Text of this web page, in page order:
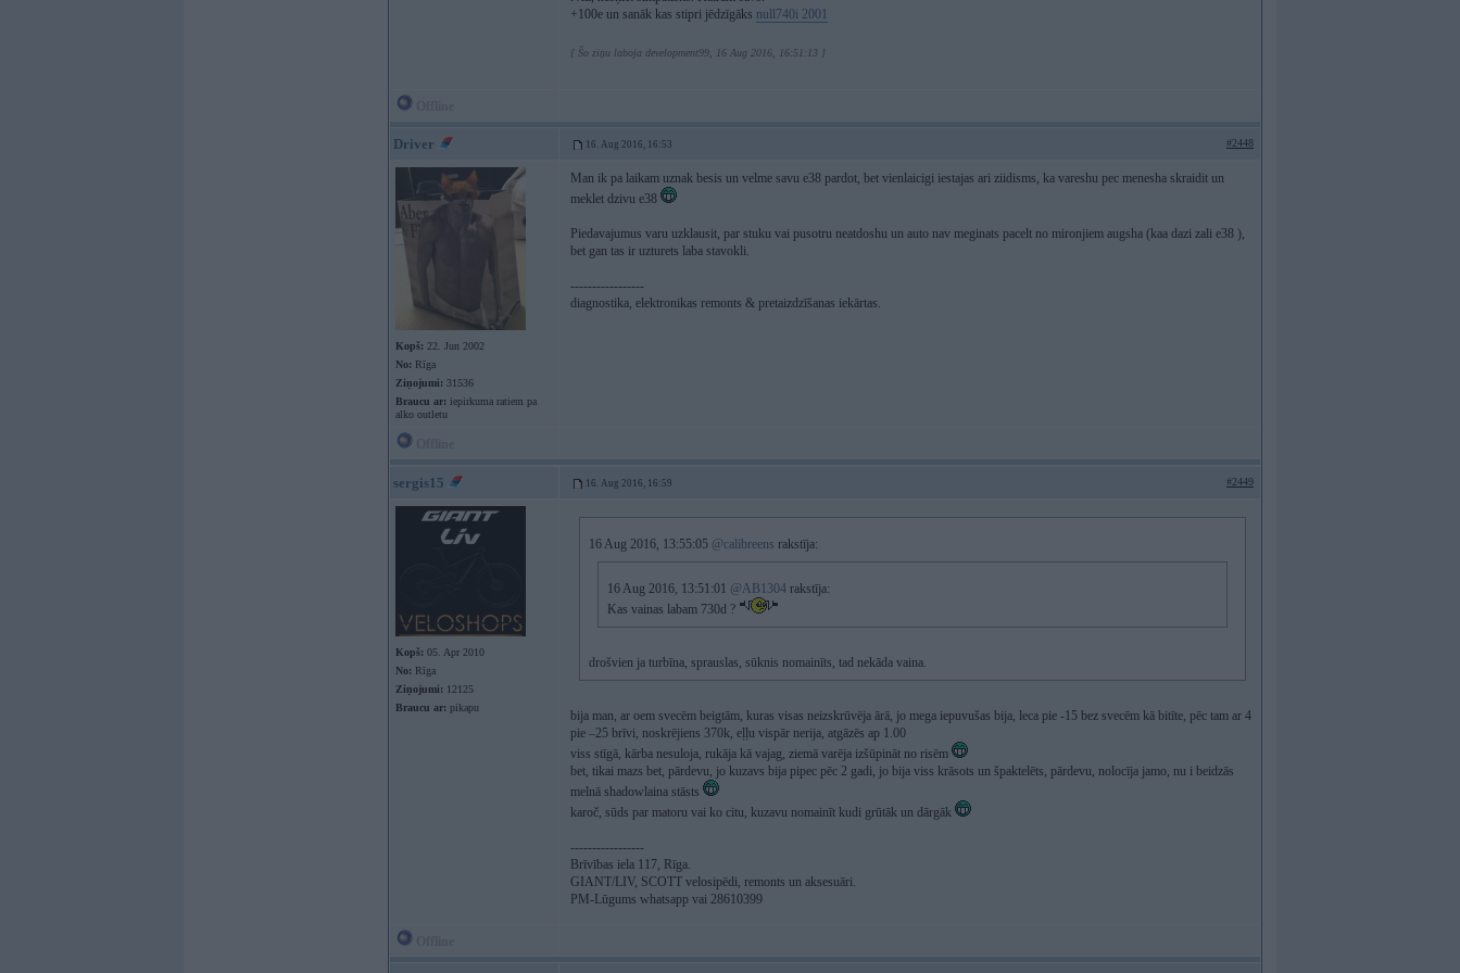
+100e un sanāk kas stipri jēdzīgāks null 740i 2001
[ Šo ziņu laboja development99, 16 Aug 2016, 16:51:13 ]
Driver 16. Aug 2016, 16:53 #2448
Kopš: 22. Jun 2002
No: Rīga
Ziņojumi: 31536
Braucu ar: iepirkuma ratiem pa
alko outletu
Man ik pa laikam uznak besis un velme savu e38 pardot, bet vienlaicigi iestajas ari ziidisms, ka vareshu pec menesha skraidit un
meklet dzivu e38
Piedavajumus varu uzklausit, par stuku vai pusotru neatdoshu un auto nav meginats pacelt no mironjiem augsha (kaa dazi zali e38 ),
bet gan tas ir uzturets laba stavokli.
-----------------
diagnostika, elektronikas remonts & pretaizdzīšanas iekārtas.
sergis15 16. Aug 2016, 16:59 #2449
Kopš: 05. Apr 2010
No: Rīga
Ziņojumi: 12125
Braucu ar: pikapu
16 Aug 2016, 13:55:05 @calibreens rakstīja:
16 Aug 2016, 13:51:01 @AB1304 rakstīja:
Kas vainas labam 730d ?
drošvien ja turbīna, sprauslas, sūknis nomainīts, tad nekāda vaina.
bija man, ar oem svecēm beigtām, kuras visas neizskrūvēja ārā, jo mega iepuvušas bija, leca pie -15 bez svecēm kā bitīte, pēc tam ar 4
pie –25 brīvi, noskrējiens 370k, eļļu vispār nerija, atgāzēs ap 1.00
viss stīgā, kārba nesuloja, rukāja kā vajag, ziemā varēja izšūpināt no risēm
bet, tikai mazs bet, pārdevu, jo kuzavs bija pipec pēc 2 gadi, jo bija viss krāsots un špaktelēts, pārdevu, nolocīja jamo, nu i beidzās
melnā shadowlaina stāsts
karoč, sūds par matoru vai ko citu, kuzavu nomainīt kudi grūtāk un dārgāk
-----------------
Brīvības iela 117, Rīga.
GIANT/LIV, SCOTT velosipēdi, remonts un aksesuāri.
PM-Lūgums whatsapp vai 28610399